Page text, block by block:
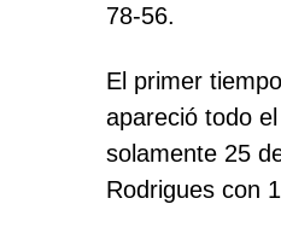
78-56.
El primer
apareció todo
solamente 25
Rodrigues con